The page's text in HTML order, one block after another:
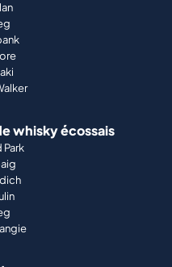
whisky écossais
Park